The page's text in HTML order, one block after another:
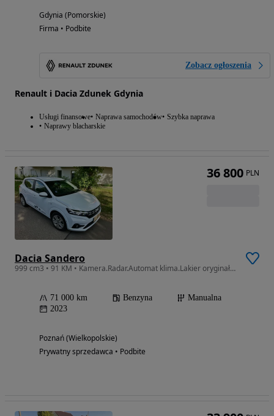
Gdynia (Pomorskie)
Firma • Podbite
Zobacz ogłoszenia
Renault i Dacia Zdunek Gdynia
Usługi finansowe Naprawa samochodów Szybka naprawa
Naprawy blacharskie
Dacia Sandero
999 cm3 • 91 KM • Kamera.Radar.Automat klima.Lakier oryginał.Gwarancja
71 000 km Benzyna
Manualna
2023
Poznań (Wielkopolskie)
Prywatny sprzedawca • Podbite
36 800 PLN